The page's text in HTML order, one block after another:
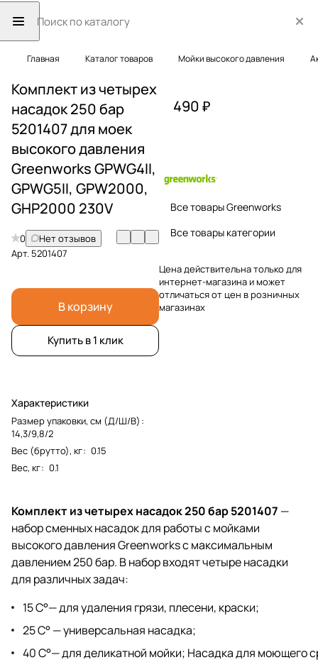
Главная Каталог товаров Мойки высокого давления
Комплект из четырех
насадок 250 бар
5201407 для моек
высокого давления
Greenworks GPWG4II,
GPWG5II, GPW2000,
GHP2000 230V
0
Нет отзывов
Арт. 5201407
В корзину
Купить в 1 клик
Характеристики
Размер упаковки, см (Д/Ш/В) :
14,3/9,8/2
Вес (брутто), кг: 0.15
Вес, кг: 0.1
490 ₽
Все товары Greenworks
Все товары категории
Цена действительна только для
интернет-магазина и может
отличаться от цен в розничных
магазинах
Комплект из четырех насадок 250 бар 5201407 —
набор сменных насадок для работы с мойками
высокого давления Greenworks с максимальным
давлением 250 бар. В набор входят четыре насадки
для различных задач:
15 С°— для удаления грязи, плесени, краски;
25 С° — универсальная насадка;
40 С°— для деликатной мойки; Насадка для моющего